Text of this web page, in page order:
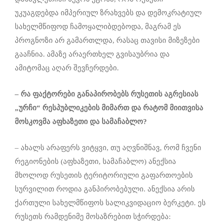
უკუაგდებდა იმპერიულ ზრახვებს და დემოკრატიულ
სახელმწიფოდ ჩამოყალიბდებოდა, მაგრამ ეს
პროგნოზი არ გამართლდა, რასაც თავისი მიზეზები
გააჩნია. ამაზე არაერთხელ გვისაუბრია და
ამიტომაც აღარ შევჩერდები.
– რა ფაქტორები განაპირობებს რუსეთის აგრესიას
„ურჩი“ რესპუბლიკების მიმართ და რატომ მიითვისა
მოსკოვმა აფხაზეთი და სამაჩაბლო?
– ახალს არაფერს ვიტყვი, თუ აღვნიშნავ, რომ ჩვენი
რეგიონების (აფხაზეთი, სამაჩაბლო) ანექსია
მხოლოდ რუსეთის ტერიტორიული გაფართოების
სურვილით როდია განპირობებული. ანექსია არის
ქართული სახელმწიფოს სალიკვიდაციო ბერკეტი. ეს
რუსეთს რამდენიმე მოსაზრებით სჭირდება: